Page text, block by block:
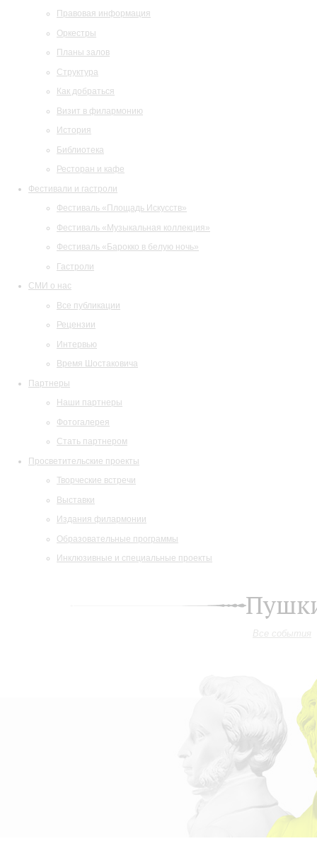
Правовая информация
Оркестры
Планы залов
Структура
Как добраться
Визит в филармонию
История
Библиотека
Ресторан и кафе
Фестивали и гастроли
Фестиваль «Площадь Искусств»
Фестиваль «Музыкальная коллекция»
Фестиваль «Барокко в белую ночь»
Гастроли
СМИ о нас
Все публикации
Рецензии
Интервью
Время Шостаковича
Партнеры
Наши партнеры
Фотогалерея
Стать партнером
Просветительские проекты
Творческие встречи
Выставки
Издания филармонии
Образовательные программы
Инклюзивные и специальные проекты
Все события